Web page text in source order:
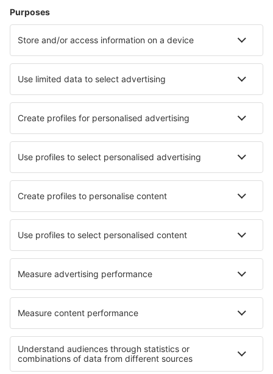
Ubytování na Maltě - Oblíbená města
Ubytování v St. Julian’s Ubytování in Mellieha
Ubytování ve Vallettě Ubytování Ghaxaq
Ubytování in Vittoriosa Ubytování in Iklin
Ubytování Exambela Ubytování in Oberhofen Am Irrsee
Ubytování in Bungkulan Ubytování in Dmosin
Ubytování in Eppendorf Ubytování in Engan
Ubytování in Glomfjord Ubytování in Ville La Grand
Nejlepší ubytování - regiony
Ubytování na ostrově Malta Ubytování na Costa de la Luz